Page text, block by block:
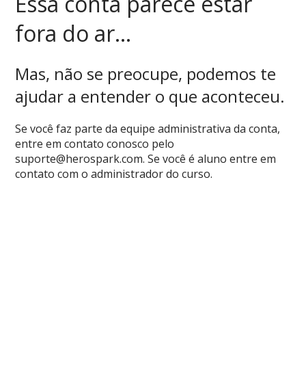
fora do ar...
Mas, não se preocupe, podemos te
ajudar a entender o que aconteceu.
Se você faz parte da equipe administrativa da conta,
entre em contato conosco pelo
suporte@herospark.com. Se você é aluno entre em
contato com o administrador do curso.